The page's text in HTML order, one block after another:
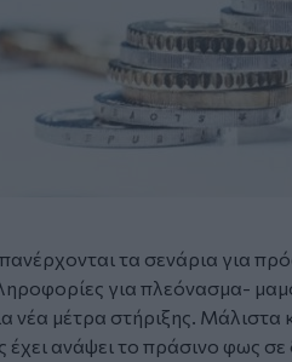
τα σενάρια για
για πλεόνασμα-
νέα μέτρα στήριξης. Μάλιστα
ανάψει το πράσινο φως